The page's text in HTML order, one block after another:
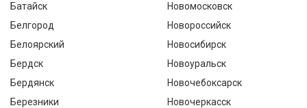
Батайск
Белгород
Белоярский
Бердск
Бердянск
Березники
Новомосковск
Новороссийск
Новосибирск
Новоуральск
Новочебоксарск
Новочеркасск